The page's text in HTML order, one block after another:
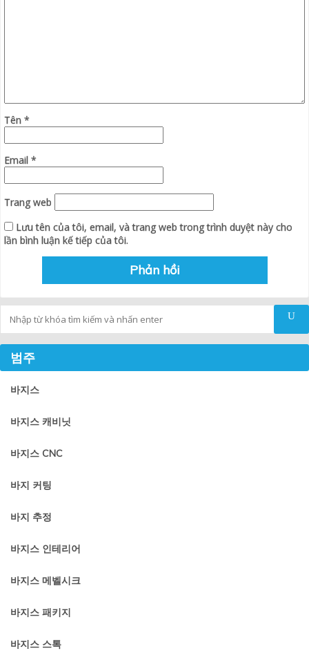
Tên *
Email *
Trang web
Lưu tên của tôi, email, và trang web trong trình duyệt này cho
lần bình luận kế tiếp của tôi.
범주
바지스
바지스 캐비닛
바지스 CNC
바지 커팅
바지 추정
바지스 인테리어
바지스 메벨시크
바지스 패키지
바지스 스톡